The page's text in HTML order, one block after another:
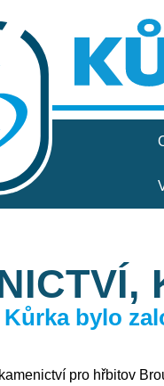
bylo
pro hřbitov